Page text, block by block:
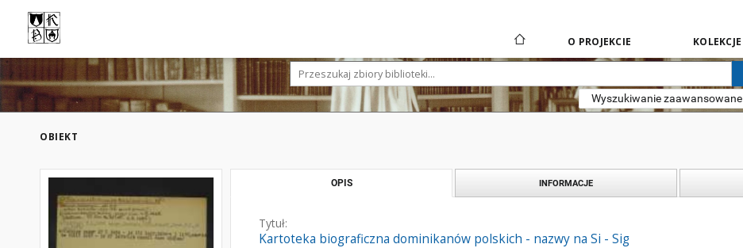
O PROJEKCIE KOLEKCJE
Wyszukiwanie zaawansowane
OBIEKT
OPIS INFORMACJE
Tytuł:
Kartoteka biograficzna dominikanów polskich - nazwy na Si - Sig